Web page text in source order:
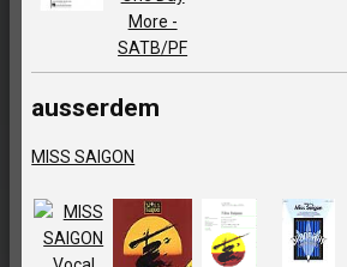
ausserdem
MISS SAIGON